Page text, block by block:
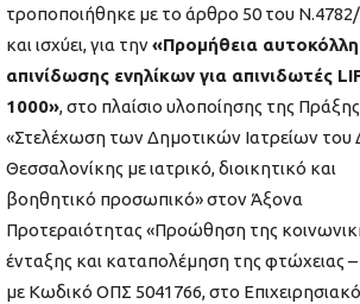
τροποποιήθηκε με το άρθρο 50 του
και ισχύει, για την«Προμήθεια
απινίδωσης ενηλίκων για απινιδωτές
1000», στο πλαίσιο υλοποίησης της Πράξης
«Στελέχωση των Δημοτικών Ιατρείων του
Θεσσαλονίκης με ιατρικό, διοικητικό και
βοηθητικό προσωπικό» στον Άξονα
Προτεραιότητας «Προώθηση της
ένταξης και καταπολέμηση της φτώχειας
με Κωδικό ΟΠΣ 5041766, στο Επιχειρησιακό